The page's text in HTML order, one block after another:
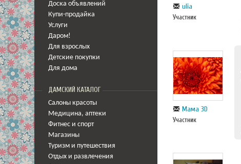
Доска объявлений
Купи-продайка
Услуги
Даром!
Для взрослых
Детские покупки
Для дома
ДАМСКИЙ КАТАЛОГ
Салоны красоты
Медицина, аптеки
Фитнес и спорт
Магазины
Туризм и путешествия
Отдых и развлечения
ulia
Участник
Мама 3D
Участник